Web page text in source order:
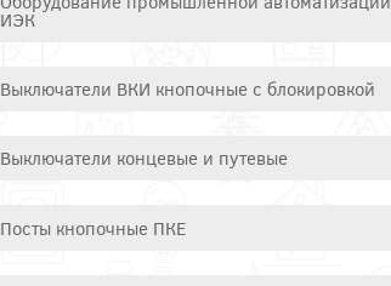
ИЭК
Выключатели ВКИ кнопочные с блокировкой
Выключатели концевые и путевые
Посты кнопочные ПКЕ